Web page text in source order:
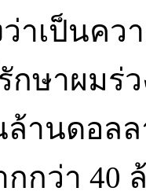
าเป็นคว
าผมร่ว
านดอลล
กว่า 40